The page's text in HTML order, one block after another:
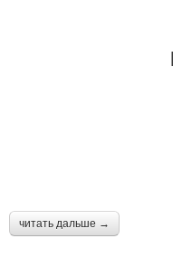
читать дальше →